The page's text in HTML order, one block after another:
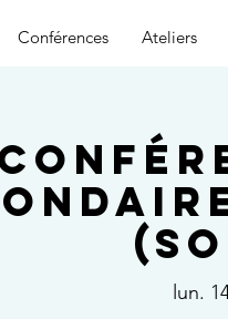
Conférences Ateliers
lun.